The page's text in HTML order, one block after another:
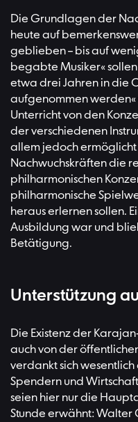
Die Grundlagen der
heute auf
geblieben – bis auf
begabte Musiker«
etwa drei Jahren in die
aufgenommen
Unterricht von den
der verschiedenen
allem jedoch ermöglicht
Nachwuchskräften die
philharmonischen
philharmonische
heraus erlernen sollen.
Ausbildung war und
Betätigung.
Unterstützung
Die Existenz der
auch von der
verdankt sich
Spendern und
seien hier nur die
Stunde erwähnt: Walter